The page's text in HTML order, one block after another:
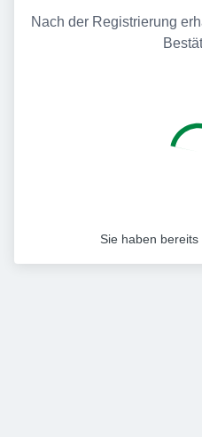
Nach der Registrierung
Sie haben bereits